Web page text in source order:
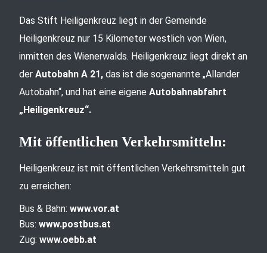
Das Stift Heiligenkreuz liegt in der Gemeinde
Heiligenkreuz nur 15 Kilometer westlich von Wien,
inmitten des Wienerwalds. Heiligenkreuz liegt direkt an
der Autobahn A 21, das ist die sogenannte „Allander
Autobahn“, und hat eine eigene Autobahnabfahrt
„Heiligenkreuz“.
Mit öffentlichen Verkehrsmitteln:
Heiligenkreuz ist mit öffentlichen Verkehrsmitteln gut
zu erreichen:
Bus & Bahn: www.vor.at
Bus: www.postbus.at
Zug: www.oebb.at